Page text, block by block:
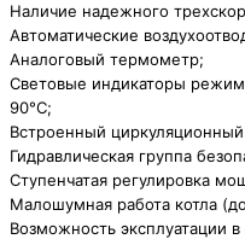
Наличие надежного
Автоматические
Аналоговый термометр;
Световые индикаторы
90°С;
Встроенный
Гидравлическая группа
Ступенчатая регулировка
Малошумная работа котла
Возможность эксплуатации